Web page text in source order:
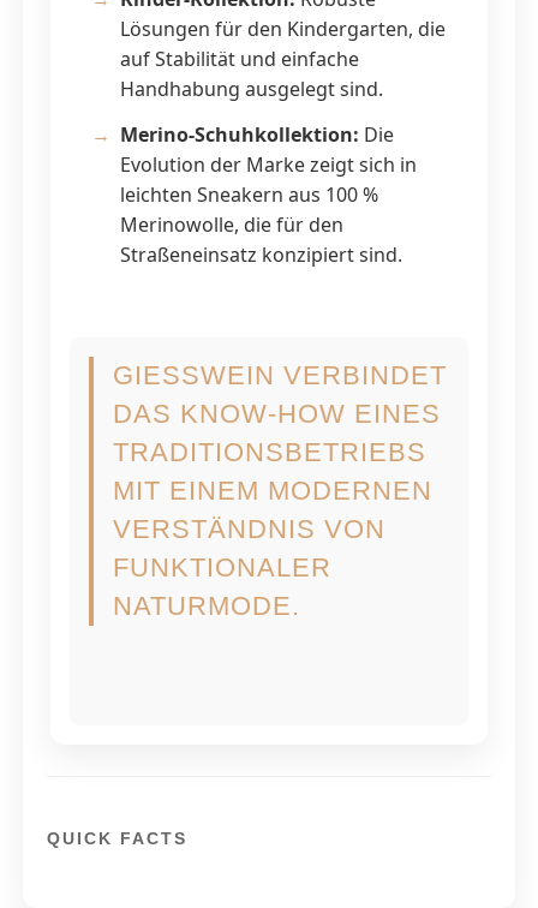
Lösungen für den Kindergarten, die
auf Stabilität und einfache
Handhabung ausgelegt sind.
Merino-Schuhkollektion: Die
Evolution der Marke zeigt sich in
leichten Sneakern aus 100 %
Merinowolle, die für den
Straßeneinsatz konzipiert sind.
GIESSWEIN VERBINDET
DAS KNOW-HOW EINES
TRADITIONSBETRIEBS
MIT EINEM MODERNEN
VERSTÄNDNIS VON
FUNKTIONALER
NATURMODE.
QUICK FACTS